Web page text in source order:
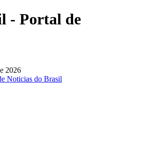
- Portal de
2026